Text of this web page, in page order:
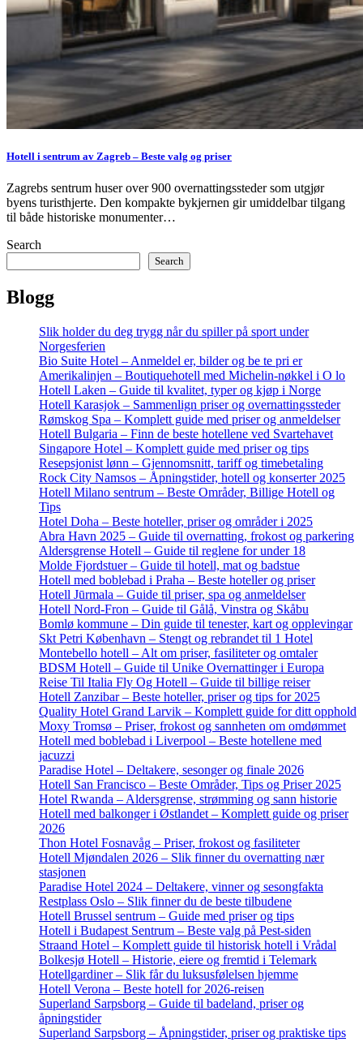
Hotell i sentrum av Zagreb – Beste valg og priser
Zagrebs sentrum huser over 900 overnattingssteder som utgjør
byens turisthjerte. Den kompakte bykjernen gir umiddelbar tilgang
til både historiske monumenter…
Search
Search
Blogg
Slik holder du deg trygg når du spiller på sport under
Norgesferien
Bio Suite Hotel – Anmeldel er, bilder og be te pri er
Amerikalinjen – Boutiquehotell med Michelin-nøkkel i O lo
Hotell Laken – Guide til kvalitet, typer og kjøp i Norge
Hotell Karasjok – Sammenlign priser og overnattingssteder
Rømskog Spa – Komplett guide med priser og anmeldelser
Hotell Bulgaria – Finn de beste hotellene ved Svartehavet
Singapore Hotel – Komplett guide med priser og tips
Resepsjonist lønn – Gjennomsnitt, tariff og timebetaling
Rock City Namsos – Åpningstider, hotell og konserter 2025
Hotell Milano sentrum – Beste Områder, Billige Hotell og
Tips
Hotel Doha – Beste hoteller, priser og områder i 2025
Abra Havn 2025 – Guide til overnatting, frokost og parkering
Aldersgrense Hotell – Guide til reglene for under 18
Molde Fjordstuer – Guide til hotell, mat og badstue
Hotell med boblebad i Praha – Beste hoteller og priser
Hotell Jūrmala – Guide til priser, spa og anmeldelser
Hotell Nord-Fron – Guide til Gålå, Vinstra og Skåbu
Bomlø kommune – Din guide til tenester, kart og opplevingar
Skt Petri København – Stengt og rebrandet til 1 Hotel
Montebello hotell – Alt om priser, fasiliteter og omtaler
BDSM Hotell – Guide til Unike Overnattinger i Europa
Reise Til Italia Fly Og Hotell – Guide til billige reiser
Hotell Zanzibar – Beste hoteller, priser og tips for 2025
Quality Hotel Grand Larvik – Komplett guide for ditt opphold
Moxy Tromsø – Priser, frokost og sannheten om omdømmet
Hotell med boblebad i Liverpool – Beste hotellene med
jacuzzi
Paradise Hotel – Deltakere, sesonger og finale 2026
Hotell San Francisco – Beste Områder, Tips og Priser 2025
Hotel Rwanda – Aldersgrense, strømming og sann historie
Hotell med balkonger i Østlandet – Komplett guide og priser
2026
Thon Hotel Fosnavåg – Priser, frokost og fasiliteter
Hotell Mjøndalen 2026 – Slik finner du overnatting nær
stasjonen
Paradise Hotel 2024 – Deltakere, vinner og sesongfakta
Restplass Oslo – Slik finner du de beste tilbudene
Hotell Brussel sentrum – Guide med priser og tips
Hotell i Budapest Sentrum – Beste valg på Pest-siden
Straand Hotel – Komplett guide til historisk hotell i Vrådal
Bolkesjø Hotell – Historie, eiere og fremtid i Telemark
Hotellgardiner – Slik får du luksusfølelsen hjemme
Hotell Verona – Beste hotell for 2026-reisen
Superland Sarpsborg – Guide til badeland, priser og
åpningstider
Superland Sarpsborg – Åpningstider, priser og praktiske tips